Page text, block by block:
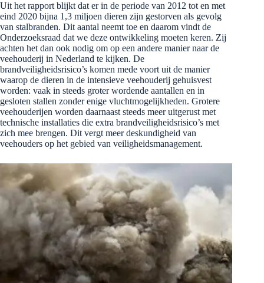
Uit het rapport blijkt dat er in de periode van 2012 tot en met
eind 2020 bijna 1,3 miljoen dieren zijn gestorven als gevolg
van stalbranden. Dit aantal neemt toe en daarom vindt de
Onderzoeksraad dat we deze ontwikkeling moeten keren. Zij
achten het dan ook nodig om op een andere manier naar de
veehouderij in Nederland te kijken. De
brandveiligheidsrisico’s komen mede voort uit de manier
waarop de dieren in de intensieve veehouderij gehuisvest
worden: vaak in steeds groter wordende aantallen en in
gesloten stallen zonder enige vluchtmogelijkheden. Grotere
veehouderijen worden daarnaast steeds meer uitgerust met
technische installaties die extra brandveiligheidsrisico’s met
zich mee brengen. Dit vergt meer deskundigheid van
veehouders op het gebied van veiligheidsmanagement.